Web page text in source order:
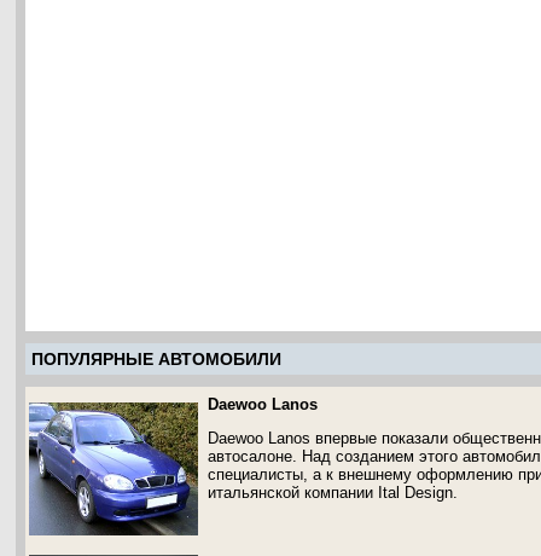
ПОПУЛЯРНЫЕ АВТОМОБИЛИ
Daewoo Lanos
Daewoo Lanos впервые показали
автосалоне. Над созданием этого
специалисты, а к внешнему оформлению
итальянской компании Ital Design.